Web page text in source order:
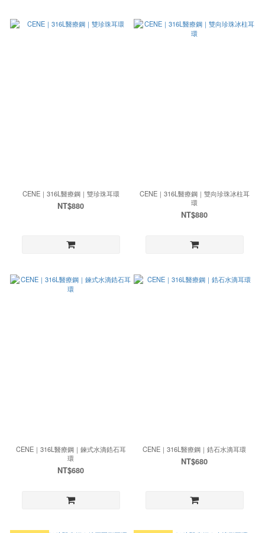
CENE｜316L醫療鋼｜雙珍珠耳環
NT$880
CENE｜316L醫療鋼｜雙向珍珠冰柱耳
環
NT$880
CENE｜316L醫療鋼｜鍊式水滴鋯石耳
環
NT$680
CENE｜316L醫療鋼｜鋯石水滴耳環
NT$680